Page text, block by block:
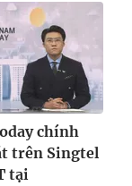
chính
trên Singtel
tại